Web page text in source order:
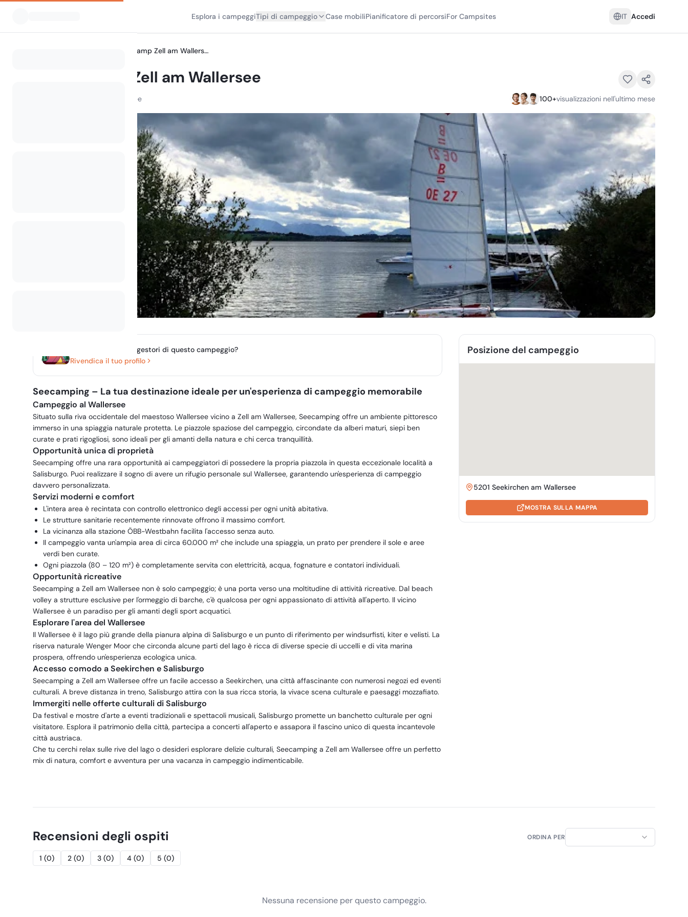
Esplora i campeggiTipi di campeggio Case mobiliPianificatore di percorsiFor Campsites IT Accedi
Freizeitcamp Zell am Wallersee
Freizeitcamp Zell am Wallersee
5201 Seekirchen am Wallersee 100+visualizzazioni nell'ultimo mese
Sei il proprietario o gestori di questo campeggio?
Rivendica il tuo profilo
Seecamping – La tua destinazione ideale per un'esperienza di campeggio memorabile
Campeggio al Wallersee
Situato sulla riva occidentale del maestoso Wallersee vicino a Zell am Wallersee, Seecamping offre un ambiente pittoresco
immerso in una spiaggia naturale protetta. Le piazzole spaziose del campeggio, circondate da alberi maturi, siepi ben
curate e prati rigogliosi, sono ideali per gli amanti della natura e chi cerca tranquillità.
Opportunità unica di proprietà
Seecamping offre una rara opportunità ai campeggiatori di possedere la propria piazzola in questa eccezionale località a
Salisburgo. Puoi realizzare il sogno di avere un rifugio personale sul Wallersee, garantendo un'esperienza di campeggio
davvero personalizzata.
Servizi moderni e comfort
L'intera area è recintata con controllo elettronico degli accessi per ogni unità abitativa.
Le strutture sanitarie recentemente rinnovate offrono il massimo comfort.
La vicinanza alla stazione ÖBB-Westbahn facilita l'accesso senza auto.
Il campeggio vanta un'ampia area di circa 60.000 m² che include una spiaggia, un prato per prendere il sole e aree
verdi ben curate.
Ogni piazzola (80 – 120 m²) è completamente servita con elettricità, acqua, fognature e contatori individuali.
Opportunità ricreative
Seecamping a Zell am Wallersee non è solo campeggio; è una porta verso una moltitudine di attività ricreative. Dal beach
volley a strutture esclusive per l'ormeggio di barche, c'è qualcosa per ogni appassionato di attività all'aperto. Il vicino
Wallersee è un paradiso per gli amanti degli sport acquatici.
Esplorare l'area del Wallersee
Il Wallersee è il lago più grande della pianura alpina di Salisburgo e un punto di riferimento per windsurfisti, kiter e velisti. La
riserva naturale Wenger Moor che circonda alcune parti del lago è ricca di diverse specie di uccelli e di vita marina
prospera, offrendo un'esperienza ecologica unica.
Accesso comodo a Seekirchen e Salisburgo
Seecamping a Zell am Wallersee offre un facile accesso a Seekirchen, una città affascinante con numerosi negozi ed eventi
culturali. A breve distanza in treno, Salisburgo attira con la sua ricca storia, la vivace scena culturale e paesaggi mozzafiato.
Immergiti nelle offerte culturali di Salisburgo
Da festival e mostre d'arte a eventi tradizionali e spettacoli musicali, Salisburgo promette un banchetto culturale per ogni
visitatore. Esplora il patrimonio della città, partecipa a concerti all'aperto e assapora il fascino unico di questa incantevole
città austriaca.
Che tu cerchi relax sulle rive del lago o desideri esplorare delizie culturali, Seecamping a Zell am Wallersee offre un perfetto
mix di natura, comfort e avventura per una vacanza in campeggio indimenticabile.
Posizione del campeggio
5201 Seekirchen am Wallersee
MOSTRA SULLA MAPPA
Recensioni degli ospiti
1 (0) 2 (0) 3 (0) 4 (0) 5 (0)
ORDINA PER
Nessuna recensione per questo campeggio.